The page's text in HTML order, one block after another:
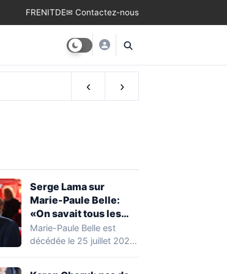
FRENITDE✉ Contactez-nous
‹ ›
Serge Lama sur
Marie-Paule Belle:
«On savait tous les
deux qu’on ne se
reverrait plus»
Marie-Paule Belle est
décédée le 25 juillet 2026,